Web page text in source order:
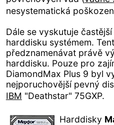
nesystematická
Dále se vyskutuje
harddisku systémem.
předznamenávat právě
harddisku. Pouze pro
DiamondMax Plus 9 byl
nejporuchovější pevný
IBM "Deathstar" 75GXP.
Harddisky